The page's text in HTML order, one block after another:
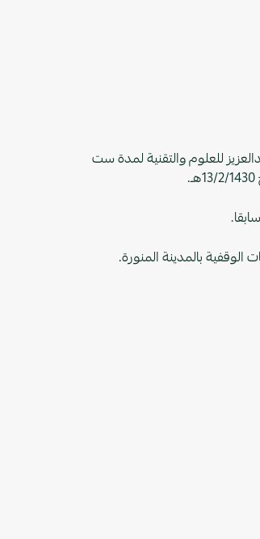
للعلوم والتقنية لمدة ست
بالمدينة المنورة.